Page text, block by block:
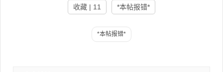
收藏 | 11 *本帖报错*